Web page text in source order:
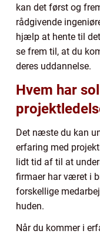
kan det først og
rådgivende
hjælp at hente til
se frem til, at du
deres uddannelse.
Hvem har
Det næste du kan
erfaring med
lidt tid af til at
firmaer har været i
forskellige
huden.
Når du kommer i